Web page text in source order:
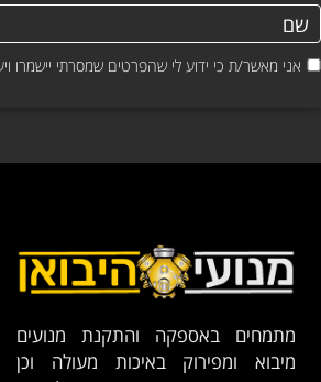
אני מאשר/ת כי ידוע לי שהפרטים שמסרתי יישמרו ויעובדו בהתאם
מתמחים באספקה והתקנת מנועים
מיבוא ומפירוק באיכות מעולה וכן